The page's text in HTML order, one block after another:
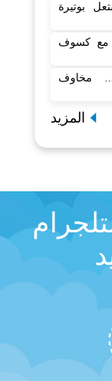
بوتيرة
مع كسوف
مخاوف
المزيد